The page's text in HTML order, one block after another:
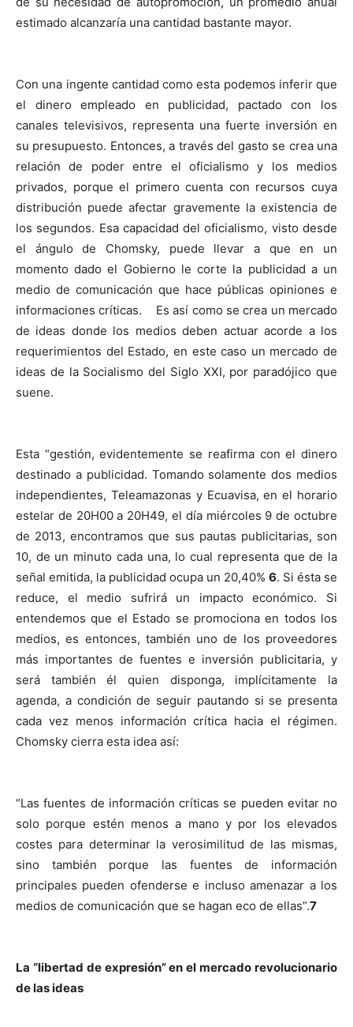
estimado alcanzaría una cantidad bastante mayor.
Con una ingente cantidad como esta podemos inferir que
el dinero empleado en publicidad, pactado con los
canales televisivos, representa una fuerte inversión en
su presupuesto. Entonces, a través del gasto se crea una
relación de poder entre el oficialismo y los medios
privados, porque el primero cuenta con recursos cuya
distribución puede afectar gravemente la existencia de
los segundos. Esa capacidad del oficialismo, visto desde
el ángulo de Chomsky, puede llevar a que en un
momento dado el Gobierno le corte la publicidad a un
medio de comunicación que hace públicas opiniones e
informaciones críticas. Es así como se crea un mercado
de ideas donde los medios deben actuar acorde a los
requerimientos del Estado, en este caso un mercado de
ideas de la Socialismo del Siglo XXI, por paradójico que
suene.
Esta “gestión, evidentemente se reafirma con el dinero
destinado a publicidad. Tomando solamente dos medios
independientes, Teleamazonas y Ecuavisa, en el horario
estelar de 20H00 a 20H49, el día miércoles 9 de octubre
de 2013, encontramos que sus pautas publicitarias, son
10, de un minuto cada una, lo cual representa que de la
señal emitida, la publicidad ocupa un 20,40% 6. Si ésta se
reduce, el medio sufrirá un impacto económico. Si
entendemos que el Estado se promociona en todos los
medios, es entonces, también uno de los proveedores
más importantes de fuentes e inversión publicitaria, y
será también él quien disponga, implícitamente la
agenda, a condición de seguir pautando si se presenta
cada vez menos información crítica hacia el régimen.
Chomsky cierra esta idea así:
“Las fuentes de información críticas se pueden evitar no
solo porque estén menos a mano y por los elevados
costes para determinar la verosimilitud de las mismas,
sino también porque las fuentes de información
principales pueden ofenderse e incluso amenazar a los
medios de comunicación que se hagan eco de ellas”.7
La “libertad de expresión” en el mercado revolucionario
de las ideas